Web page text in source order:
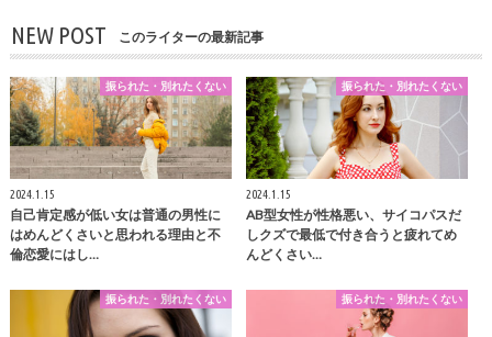
NEW POST このライターの最新記事
振られた・別れたくない
2024.1.15
自己肯定感が低い女は普通の男性に
はめんどくさいと思われる理由と不
倫恋愛にはし…
振られた・別れたくない
2024.1.15
AB型女性が性格悪い、サイコパスだ
しクズで最低で付き合うと疲れてめ
んどくさい…
振られた・別れたくない 振られた・別れたくない